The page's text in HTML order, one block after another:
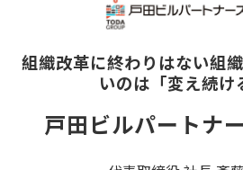
組織人事メディ
組織改革に終わりはない組
いのは 「変え続け
戸田ビルパートナ